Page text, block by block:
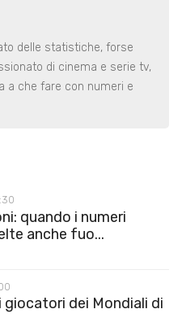
delle statistiche, forse
di cinema e serie tv,
a che fare con numeri e
quando i numeri
anche fuo...
giocatori dei Mondiali di